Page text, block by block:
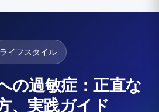
ライフスタイル
の過敏症：正直な
、実践ガイド